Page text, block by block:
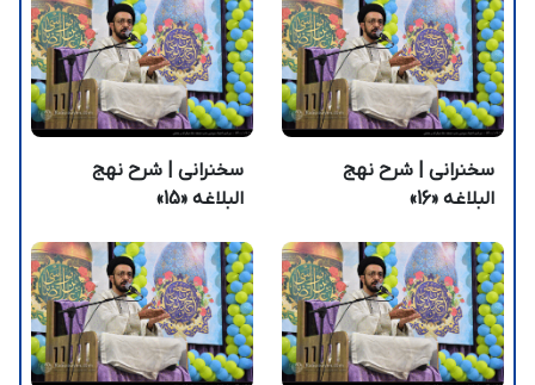
سخنرانی | شرح نهج
البلاغه «16»
سخنرانی | شرح نهج
البلاغه «15»